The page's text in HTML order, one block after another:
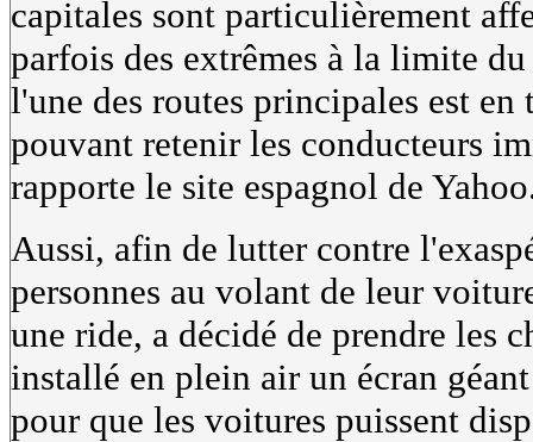
capitales sont particulièrement
parfois des extrêmes à la limite
l'une des routes principales est
pouvant retenir les conducteurs
rapporte le site espagnol de
Aussi, afin de lutter contre
personnes au volant de leur
une ride, a décidé de prendre les
installé en plein air un écran
pour que les voitures puissent